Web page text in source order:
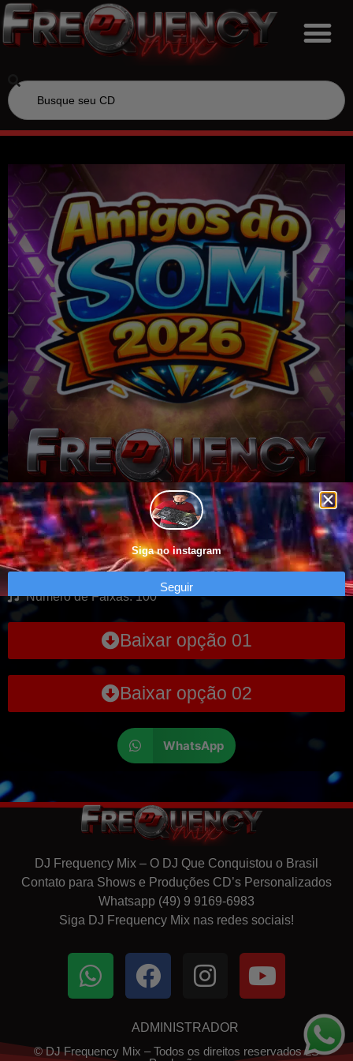
CD Amigos do Som – Especial 2026
Numero de Faixas: 100
Baixar opção 01
Baixar opção 02
WhatsApp
DJ Frequency Mix – O DJ Que Conquistou o Brasil
Contato para Shows e Produções CD’s Personalizados
Whatsapp (49) 9 9169-6983
Siga DJ Frequency Mix nas redes sociais!
ADMINISTRADOR
© DJ Frequency Mix – Todos os direitos reservados LS
Siga no instagram
Seguir